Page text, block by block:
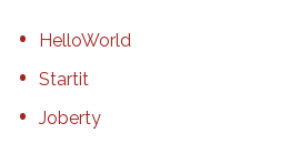
HelloWorld
Startit
Joberty